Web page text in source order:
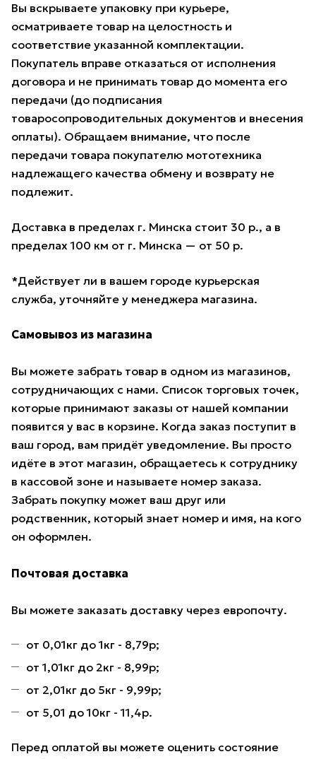
Вы вскрываете упаковку при курьере,
осматриваете товар на целостность и
соответствие указанной комплектации.
Покупатель вправе отказаться от исполнения
договора и не принимать товар до момента его
передачи (до подписания
товаросопроводительных документов и внесения
оплаты). Обращаем внимание, что после
передачи товара покупателю мототехника
надлежащего качества обмену и возврату не
подлежит.
Доставка в пределах г. Минска стоит 30 р., а в
пределах 100 км от г. Минска — от 50 р.
*Действует ли в вашем городе курьерская
служба, уточняйте у менеджера магазина.
Самовывоз из магазина
Вы можете забрать товар в одном из магазинов,
сотрудничающих с нами. Список торговых точек,
которые принимают заказы от нашей компании
появится у вас в корзине. Когда заказ поступит в
ваш город, вам придёт уведомление. Вы просто
идёте в этот магазин, обращаетесь к сотруднику
в кассовой зоне и называете номер заказа.
Забрать покупку может ваш друг или
родственник, который знает номер и имя, на кого
он оформлен.
Почтовая доставка
Вы можете заказать доставку через европочту.
от 0,01кг до 1кг - 8,79р;
от 1,01кг до 2кг - 8,99р;
от 2,01кг до 5кг - 9,99р;
от 5,01 до 10кг - 11,4р.
Перед оплатой вы можете оценить состояние